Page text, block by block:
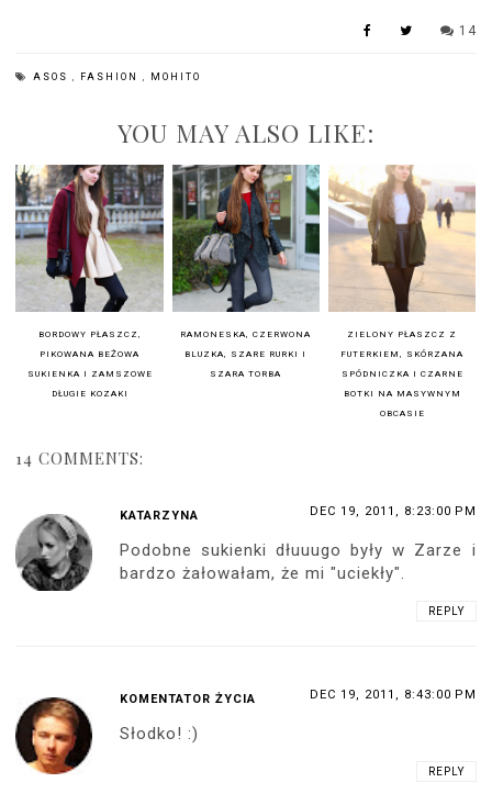
14
ASOS, FASHION, MOHITO
YOU MAY ALSO LIKE:
BORDOWY PŁASZCZ,
PIKOWANA BEŻOWA
SUKIENKA I ZAMSZOWE
DŁUGIE KOZAKI
RAMONESKA, CZERWONA
BLUZKA, SZARE RURKI I
SZARA TORBA
ZIELONY PŁASZCZ Z
FUTERKIEM, SKÓRZANA
SPÓDNICZKA I CZARNE
BOTKI NA MASYWNYM
OBCASIE
14 COMMENTS:
KATARZYNA DEC 19, 2011, 8:23:00 PM
Podobne sukienki dłuuugo były w Zarze i
bardzo żałowałam, że mi "uciekły".
REPLY
KOMENTATOR ŻYCIA DEC 19, 2011, 8:43:00 PM
Słodko! :)
REPLY